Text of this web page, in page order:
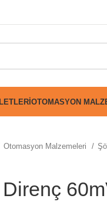
OTOMASYON
Otomasyon Malzemeleri